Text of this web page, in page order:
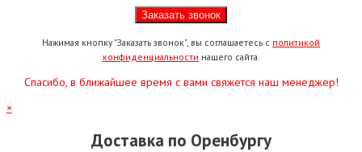
Нажимая кнопку "Заказать звонок", вы соглашаетесь с политикой
конфиденциальности нашего сайта.
Спасибо, в ближайшее время с вами свяжется наш менеджер!
×
Доставка по Оренбургу